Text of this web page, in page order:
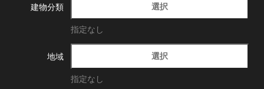
建物分類 選択
指定なし
地域 選択
指定なし